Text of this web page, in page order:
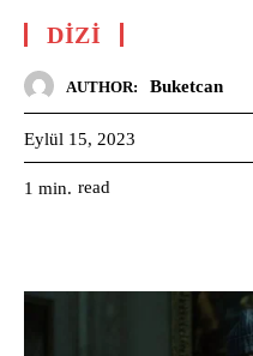
DIZI
AUTHOR: Buketcan
Eylül 15, 2023
1 min. read